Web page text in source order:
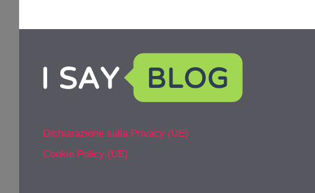
Dichiarazione sulla Privacy (UE)
Cookie Policy (UE)